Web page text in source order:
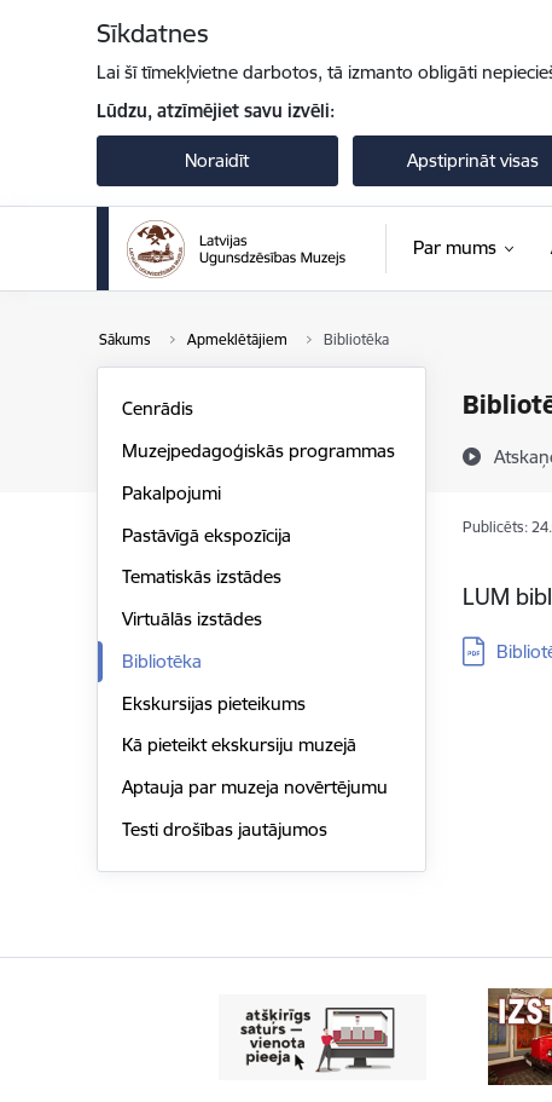
Sīkdatnes
Lai šī tīmekļvietne darbotos, tā izmanto obligāti
Lūdzu, atzīmējiet savu izvēli:
Noraidīt Apstiprināt visas
Par mums
Sākums Apmeklētājiem Bibliotēka
Cenrādis
Muzejpedagoģiskās programmas
Pakalpojumi
Pastāvīgā ekspozīcija
Tematiskās izstādes
Virtuālās izstādes
Bibliotēka
Ekskursijas pieteikums
Kā pieteikt ekskursiju muzejā
Aptauja par muzeja novērtējumu
Testi drošības jautājumos
Publicēts:
LUM